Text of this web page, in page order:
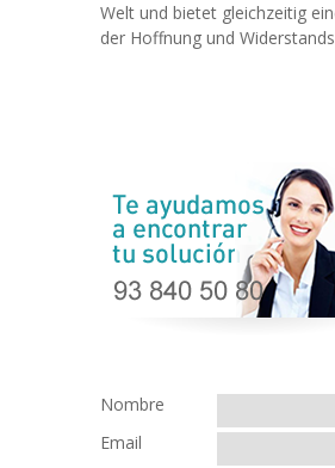
Welt und bietet gleichzeitig
der Hoffnung und
Nombre
Email